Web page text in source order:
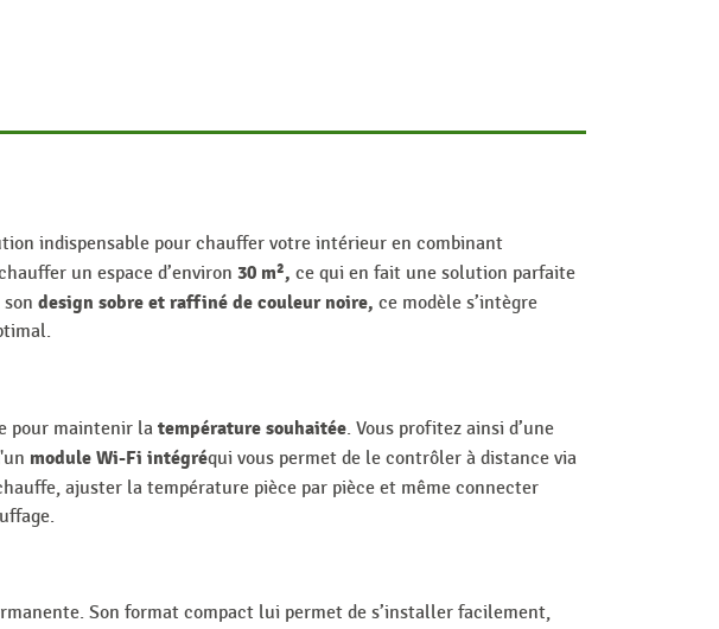
indispensable pour chauffer votre intérieur en combinant
un espace d’environ 30 m², ce qui en fait une solution parfaite
son design sobre et raffiné de couleur noire, ce modèle s’intègre
pour maintenir la température souhaitée. Vous profitez ainsi d’une
module Wi-Fi intégréqui vous permet de le contrôler à distance via
ajuster la température pièce par pièce et même connecter
Son format compact lui permet de s’installer facilement,